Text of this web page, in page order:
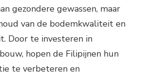
gezondere gewassen, maar
van de bodemkwaliteit en
Door te investeren in
hopen de Filipijnen hun
te verbeteren en